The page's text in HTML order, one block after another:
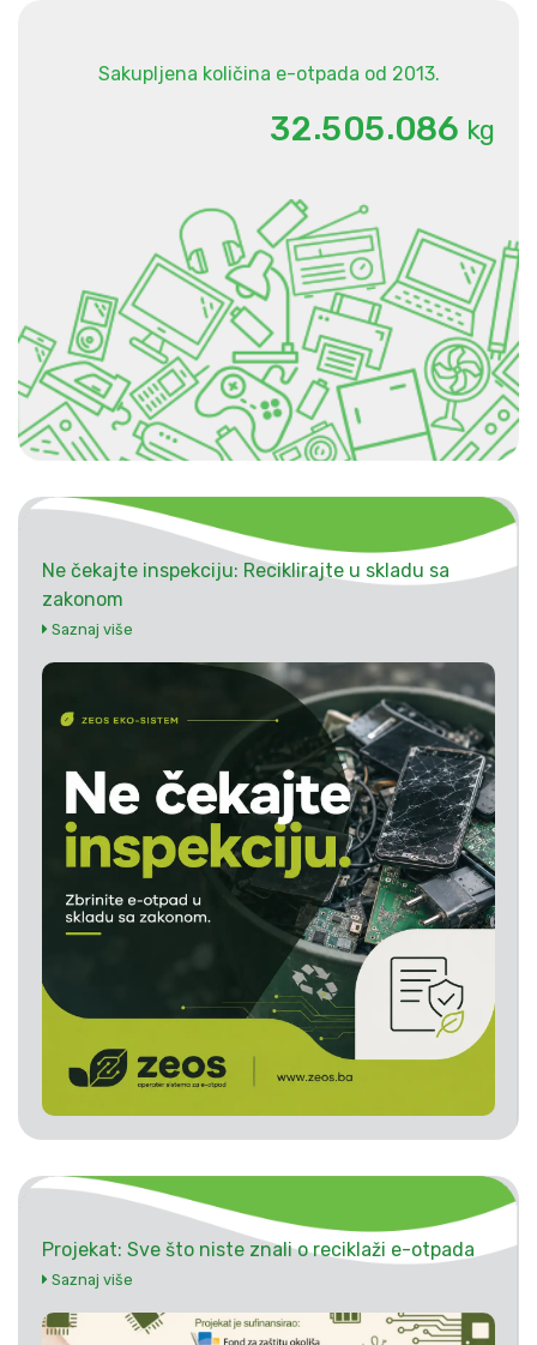
Sakupljena količina e-otpada od 2013.
32.505.086 kg
Ne čekajte inspekciju: Reciklirajte u skladu sa
zakonom
Saznaj više
Projekat: Sve što niste znali o reciklaži e-otpada
Saznaj više